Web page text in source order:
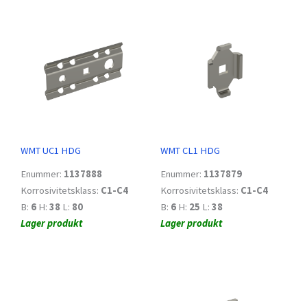
WMT UC1 HDG
Enummer: 1137888
Korrosivitetsklass: C1-C4
B: 6 H: 38 L: 80
Lager produkt
WMT CL1 HDG
Enummer: 1137879
Korrosivitetsklass: C1-C4
B: 6 H: 25 L: 38
Lager produkt